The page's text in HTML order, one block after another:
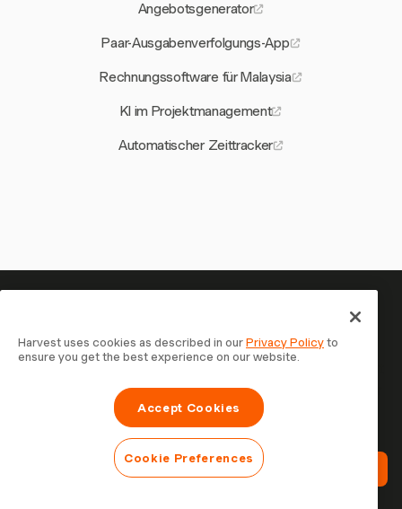
Angebotsgenerator
Paar-Ausgabenverfolgungs-App
Rechnungssoftware für Malaysia
KI im Projektmanagement
Automatischer Zeittracker
Ihre Zeit verdient es, erfasst zu
werden — starten Sie jetzt
Schließen Sie sich über 70.000 Unternehmen an, die mit
Harvest Zeit erfassen, Kunden abrechnen und schneller
bezahlt werden. Kostenlos testen, in 30 Sekunden
Harvest Kostenlos Testen
Harvest uses cookies as described in ourPrivacy Policyto
ensure you get the best experience on our website.
Accept Cookies
Cookie Preferences